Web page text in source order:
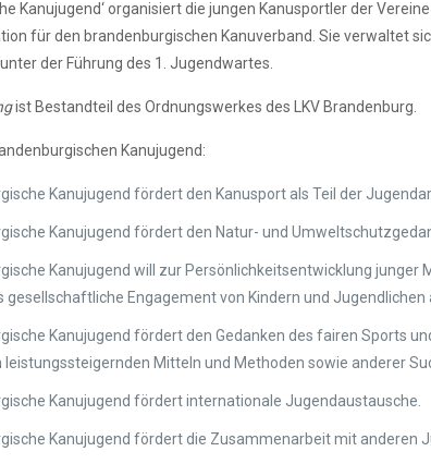
Kanujugend‘ organisiert die jungen Kanusportler der
für den brandenburgischen Kanuverband. Sie verwaltet
der Führung des 1. Jugendwartes.
ist Bestandteil des Ordnungswerkes des LKV Brandenburg.
Kanujugend:
Kanujugend fördert den Kanusport als Teil der
Kanujugend fördert den Natur- und
Kanujugend will zur Persönlichkeitsentwicklung
gesellschaftliche Engagement von Kindern und Jugendlichen
Kanujugend fördert den Gedanken des fairen Sports
leistungssteigernden Mitteln und Methoden sowie anderer
Kanujugend fördert internationale Jugendaustausche.
Kanujugend fördert die Zusammenarbeit mit anderen